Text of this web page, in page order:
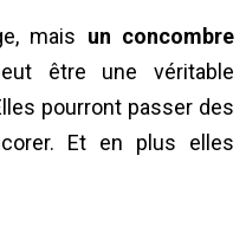
mais un concombre
être une véritable
pourront passer des
Et en plus elles